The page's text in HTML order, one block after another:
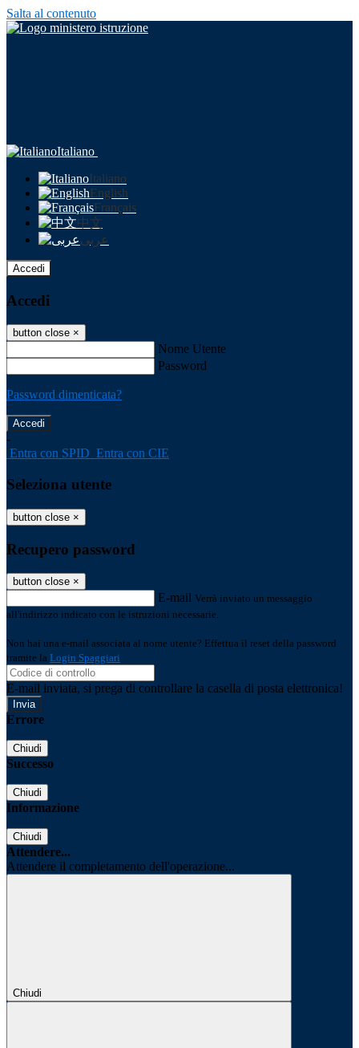
Salta al contenuto
Italiano
Italiano
English
Français
中文
عربى
Accedi
Accedi
button close ×
Nome Utente
Password
Password dimenticata?
-
Entra con SPID Entra con CIE
Seleziona utente
button close ×
Recupero password
button close ×
E-mail Verrà inviato un messaggio
all'indirizzo indicato con le istruzioni necessarie.
Non hai una e-mail associata al nome utente? Effettua il reset della password
tramite la Login Spaggiari
E-mail inviata, si prega di controllare la casella di posta elettronica!
Errore
Chiudi
Successo
Chiudi
Informazione
Chiudi
Attendere...
Attendere il completamento dell'operazione...
Chiudi